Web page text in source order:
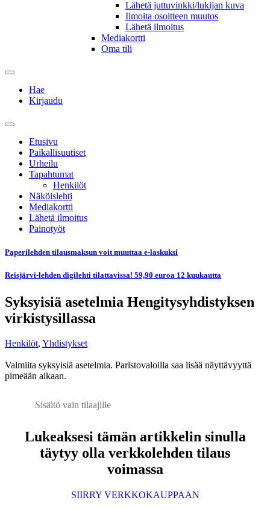
Lähetä juttuvinkki/lukijan kuva
Ilmoita osoitteen muutos
Lähetä ilmoitus
Mediakortti
Oma tili
Hae
Kirjaudu
Etusivu
Paikallisuutiset
Urheilu
Tapahtumat
Henkilöt
Näköislehti
Mediakortti
Lähetä ilmoitus
Painotyöt
Paperilehden tilausmaksun voit muuttaa e-laskuksi
Reisjärvi-lehden digilehti tilattavissa! 59,90 euroa 12 kuukautta
Syksyisiä asetelmia Hengitysyhdistyksen
virkistysillassa
Henkilöt, Yhdistykset
Valmiita syksyisiä asetelmia. Paristovaloilla saa lisää näyttävyyttä
pimeään aikaan.
Sisältö vain tilaajille
Lukeaksesi tämän artikkelin sinulla
täytyy olla verkkolehden tilaus
voimassa
SIIRRY VERKKOKAUPPAAN